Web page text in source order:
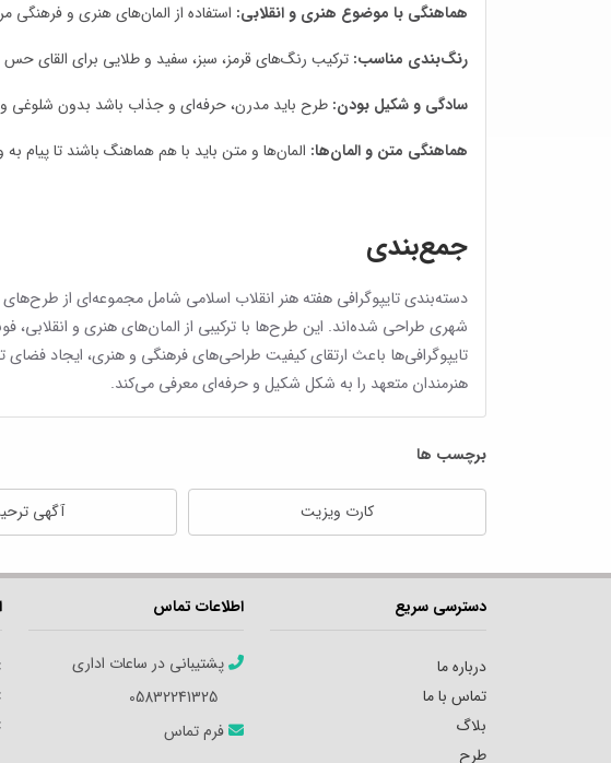
هماهنگی با موضوع هنری و انقلابی: استفاده از المان‌های هنری و فرهنگی
رنگ‌بندی مناسب: ترکیب رنگ‌های قرمز، سبز، سفید و طلایی برای القای حس
سادگی و شکیل بودن: طرح باید مدرن، حرفه‌ای و جذاب باشد بدون شلوغی
هماهنگی متن و المان‌ها: المان‌ها و متن باید با هم هماهنگ باشند تا پیام
جمع‌بندی
دسته‌بندی تایپوگرافی هفته هنر انقلاب اسلامی شامل مجموعه‌ای از
شهری طراحی شده‌اند. این طرح‌ها با ترکیبی از المان‌های هنری و
تایپوگرافی‌ها باعث ارتقای کیفیت طراحی‌های فرهنگی و هنری، ایجاد
هنرمندان متعهد را به شکل شکیل و حرفه‌ای معرفی می‌کند.
برچسب ها
کارت ویزیت آگهی
دسترسی سریع
درباره ما
تماس با ما
بلاگ
طرح
اطلاعات تماس
پشتیبانی در ساعات اداری
05832241325
فرم تماس